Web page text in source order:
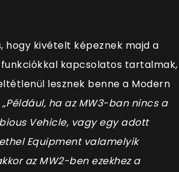
hogy kivételt képeznek majd a
kapcsolatos tartalmak,
lesznek benne a Modern
„Például, ha az MW3-ban nincs a
Vehicle, vagy egy adott
Equipment valamelyik
az MW2-ben ezekhez a